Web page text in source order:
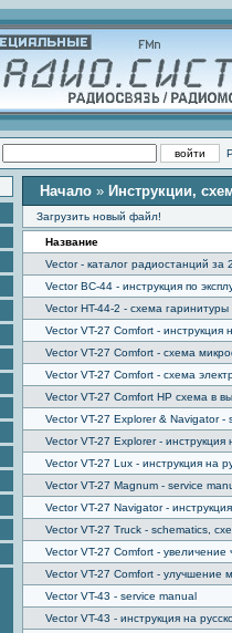
Начало » Инструкции,
Загрузить новый файл!
Название
Vector - каталог радиостанций за
Vector BC-44 - инструкция по
Vector HT-44-2 - схема гаринитуры
Vector VT-27 Comfort - инструкция
Vector VT-27 Comfort - схема
Vector VT-27 Comfort - схема
Vector VT-27 Comfort HP схема в
Vector VT-27 Explorer & Navigator -
Vector VT-27 Explorer - инструкция
Vector VT-27 Lux - инструкция на
Vector VT-27 Magnum - service
Vector VT-27 Navigator -
Vector VT-27 Truck - schematics,
Vector VT-27 Сomfort - увеличение
Vector VT-27 Сomfort - улучшение
Vector VT-43 - service manual
Vector VT-43 - инструкция на